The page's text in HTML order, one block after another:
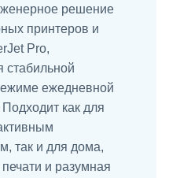
решение
принтеров и
Pro,
стабильной
ежедневной
как для
так и для дома,
и разумная